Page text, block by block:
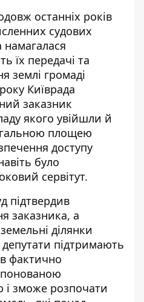
останніх років
судових
намагалася
їх передачі та
землі громаді
Київрада
заказник
якого увійшли й
площею
доступу
було
сервітут.
підтвердив
заказника, а
ділянки
підтримають
фактично
і зможе розпочати